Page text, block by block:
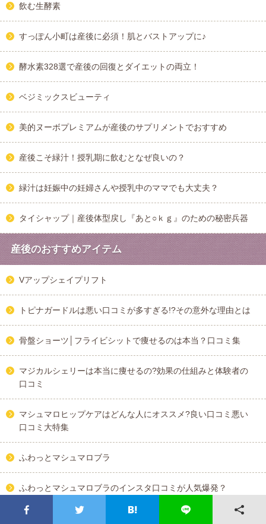
飲む生酵素
すっぽん小町は産後に必須！肌とバストアップに♪
酵水素328選で産後の回復とダイエットの両立！
ベジミックスビューティ
美的ヌーボプレミアムが産後のサプリメントでおすすめ
産後こそ緑汁！授乳期に飲むとなぜ良いの？
緑汁は妊娠中の妊婦さんや授乳中のママでも大丈夫？
タイシャップ｜産後体型戻し『あと○ｋｇ』のための秘密兵器
産後のおすすめアイテム
Vアップシェイプリフト
トピナガードルは悪い口コミが多すぎる!?その意外な理由とは
骨盤ショーツ│フライビシットで痩せるのは本当？口コミ集
マジカルシェリーは本当に痩せるの?効果の仕組みと体験者の
口コミ
マシュマロヒップケアはどんな人にオススメ?良い口コミ悪い
口コミ大特集
ふわっとマシュマロブラ
ふわっとマシュマロブラのインスタ口コミが人気爆発？